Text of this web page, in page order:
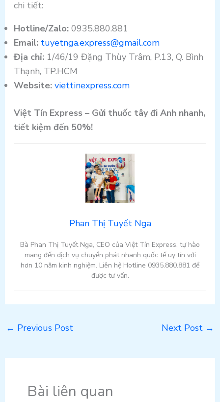
chi tiết:
Hotline/Zalo:0935.880.881
Email: tuyetnga.express@gmail.com
Địa chỉ:1/46/19 Đặng Thùy Trâm, P.13, Q. Bình
Thạnh, TP.HCM
Website: viettinexpress.com
Việt Tín Express – Gửi thuốc tây đi Anh nhanh,
tiết kiệm đến 50%!
Phan Thị Tuyết Nga
Bà Phan Thị Tuyết Nga, CEO của Việt Tín Express, tự hào
mang đến dịch vụ chuyển phát nhanh quốc tế uy tín với
hơn 10 năm kinh nghiệm. Liên hệ Hotline 0935.880.881 để
được tư vấn.
← Previous Post Next Post →
Bài liên quan